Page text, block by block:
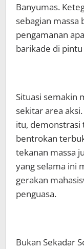
Banyumas.
sebagian
pengamanan
barikade di
Situasi semakin
sekitar area
itu, demonstrasi
bentrokan
tekanan massa
yang selama ini
gerakan
penguasa.
Bukan Sekadar